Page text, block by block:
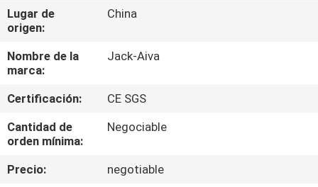
SOBRE
NOSOTROS
RECORRIDO
POR
LA
Lugar de
origen:
China
Nombre de la
marca:
Jack-Aiva
Certificación:
CE SGS
Cantidad de
orden mínima:
Negociable
Precio:
negotiable